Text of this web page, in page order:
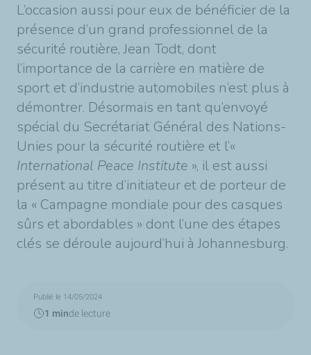
L’occasion aussi pour eux de bénéficier de la
présence d’un grand professionnel de la
sécurité routière, Jean Todt, dont
l’importance de la carrière en matière de
sport et d’industrie automobiles n’est plus à
démontrer. Désormais en tant qu’envoyé
spécial du Secrétariat Général des Nations-
Unies pour la sécurité routière et l’«
International Peace Institute », il est aussi
présent au titre d’initiateur et de porteur de
la « Campagne mondiale pour des casques
sûrs et abordables » dont l’une des étapes
clés se déroule aujourd’hui à Johannesburg.
Publié le 14/05/2024
1 minde lecture